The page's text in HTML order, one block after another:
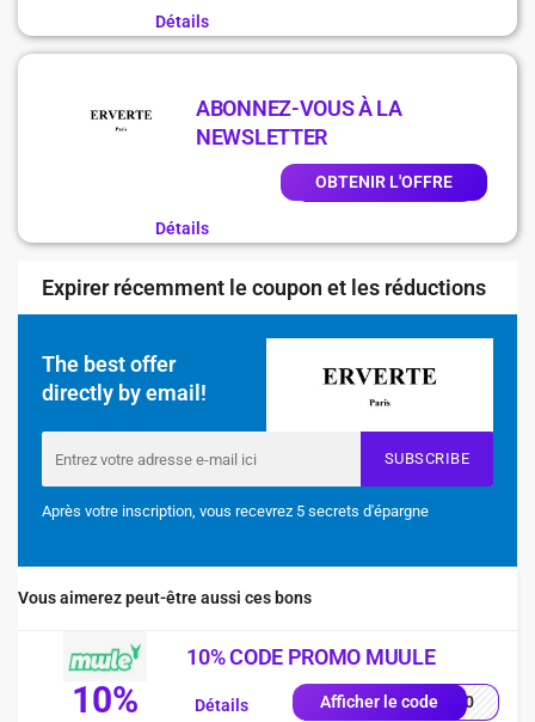
Détails
ABONNEZ-VOUS À LA
NEWSLETTER
OBTENIR L'OFFRE
Détails
Expirer récemment le coupon et les réductions
The best offer
directly by email!
SUBSCRIBE
Après votre inscription, vous recevrez 5 secrets d'épargne
Vous aimerez peut-être aussi ces bons
10%
10% CODE PROMO MUULE
Afficher le codeNG10
Détails